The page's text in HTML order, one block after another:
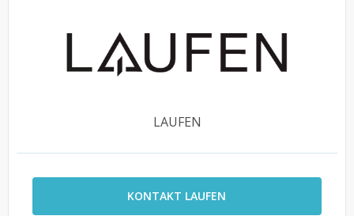
LAUFEN
KONTAKT LAUFEN